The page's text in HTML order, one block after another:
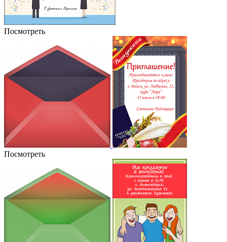
Посмотреть
Посмотреть